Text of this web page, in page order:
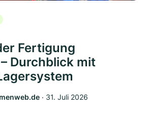
Fertigung
Durchblick mit
‧ 31. Juli 2026